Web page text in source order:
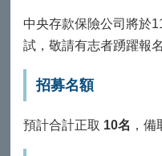
中央存款保險公司將於
試，敬請有志者踴躍報
招募名額
預計合計正取 10名 ，